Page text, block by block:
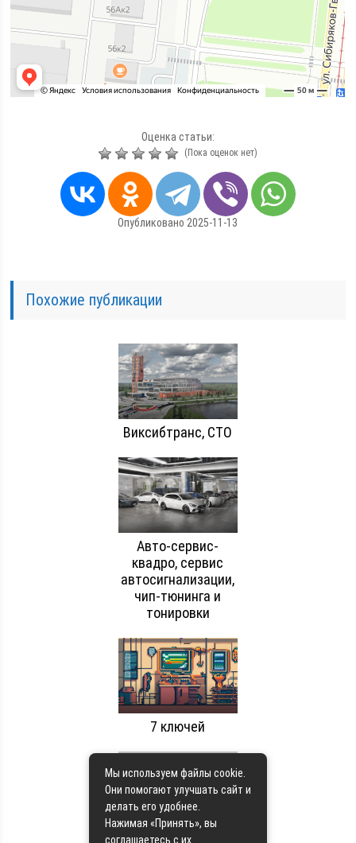
Оценка статьи:
(Пока оценок нет)
Опубликовано 2025-11-13
Похожие публикации
Виксибтранс, СТО
Авто-сервис-
квадро, сервис
автосигнализации,
чип-тюнинга и
тонировки
7 ключей
Мы используем файлы cookie.
Они помогают улучшать сайт и
делать его удобнее.
Нажимая «Принять», вы
соглашаетесь с их